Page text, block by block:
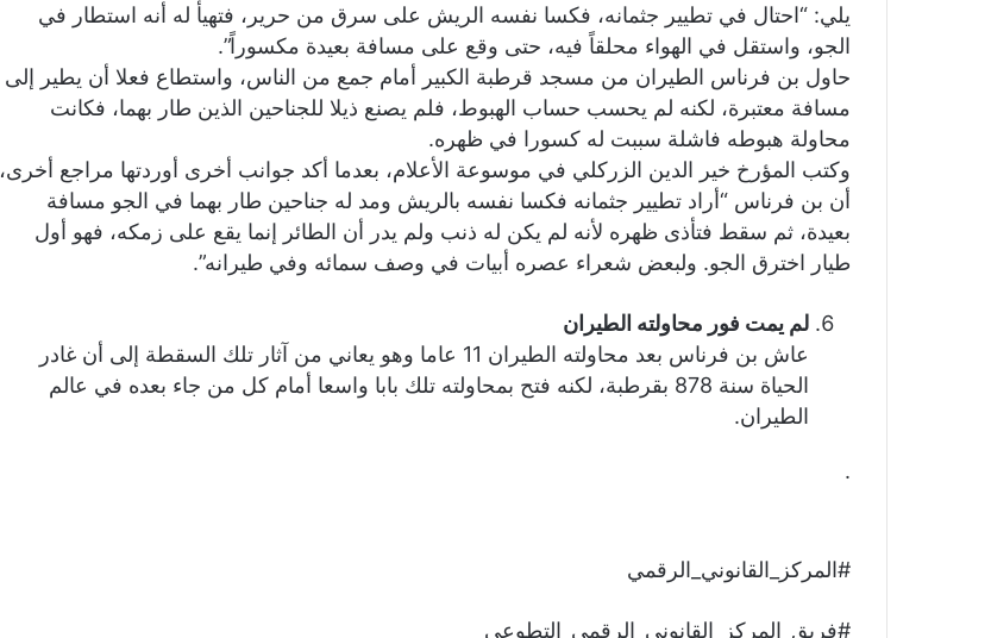
يلي: “احتال في تطيير جثمانه، فكسا نفسه الريش على سرق من حرير، فتهيأ له أنه استطار في
الجو، واستقل في الهواء محلقاً فيه، حتى وقع على مسافة بعيدة مكسوراً”.
حاول بن فرناس الطيران من مسجد قرطبة الكبير أمام جمع من الناس، واستطاع فعلا أن يطير إلى
مسافة معتبرة، لكنه لم يحسب حساب الهبوط، فلم يصنع ذيلا للجناحين الذين طار بهما، فكانت
محاولة هبوطه فاشلة سببت له كسورا في ظهره.
وكتب المؤرخ خير الدين الزركلي في موسوعة الأعلام، بعدما أكد جوانب أخرى أوردتها مراجع أخرى،
أن بن فرناس “أراد تطيير جثمانه فكسا نفسه بالريش ومد له جناحين طار بهما في الجو مسافة
بعيدة، ثم سقط فتأذى ظهره لأنه لم يكن له ذنب ولم يدر أن الطائر إنما يقع على زمكه، فهو أول
طيار اخترق الجو. ولبعض شعراء عصره أبيات في وصف سمائه وفي طيرانه”.
لم يمت فور محاولته الطيران
​​عاش بن فرناس بعد محاولته الطيران 11 عاما وهو يعاني من آثار تلك السقطة إلى أن غادر
الحياة سنة 878 بقرطبة، لكنه فتح بمحاولته تلك بابا واسعا أمام كل من جاء بعده في عالم
الطيران.
.
#المركز_القانوني_الرقمي
#فريق_المركز_القانوني_الرقمي_التطوعي